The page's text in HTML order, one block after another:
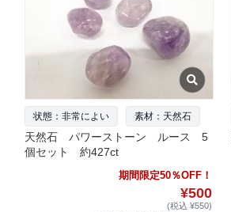
状態：非常によい 素材：天然石
天然石 パワーストーン ルース 5
個セット 約427ct
期間限定50％OFF！
¥500
(税込 ¥550)